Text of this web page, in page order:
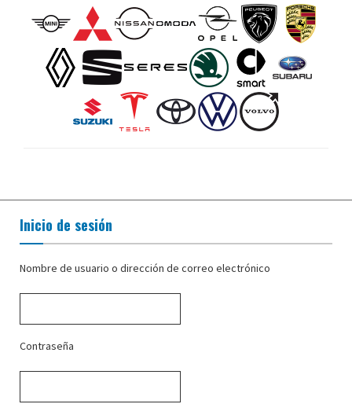
Inicio de sesión
Nombre de usuario o dirección de correo electrónico
Contraseña